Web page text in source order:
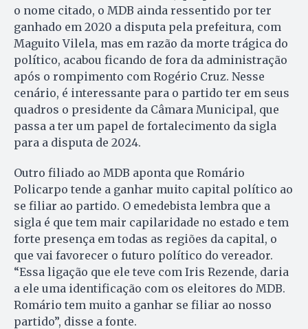
o nome citado, o MDB ainda ressentido por ter
ganhado em 2020 a disputa pela prefeitura, com
Maguito Vilela, mas em razão da morte trágica do
político, acabou ficando de fora da administração
após o rompimento com Rogério Cruz. Nesse
cenário, é interessante para o partido ter em seus
quadros o presidente da Câmara Municipal, que
passa a ter um papel de fortalecimento da sigla
para a disputa de 2024.
Outro filiado ao MDB aponta que Romário
Policarpo tende a ganhar muito capital político ao
se filiar ao partido. O emedebista lembra que a
sigla é que tem mair capilaridade no estado e tem
forte presença em todas as regiões da capital, o
que vai favorecer o futuro político do vereador.
“Essa ligação que ele teve com Iris Rezende, daria
a ele uma identificação com os eleitores do MDB.
Romário tem muito a ganhar se filiar ao nosso
partido”, disse a fonte.